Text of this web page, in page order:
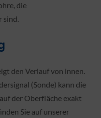
die
sind.
den Verlauf von innen.
(Sonde) kann die
der Oberfläche exakt
Sie auf unserer